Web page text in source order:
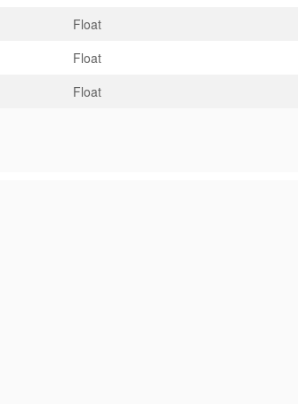
Float
Float
Float